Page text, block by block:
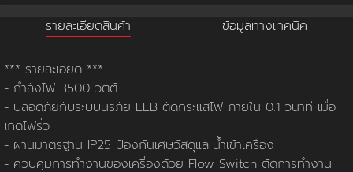
รายละเอียดสินค้า ข้อมูลทางเทคนิค
การคืนเงินและคืนสินค้า
ทวียนต์ 53 สาขา